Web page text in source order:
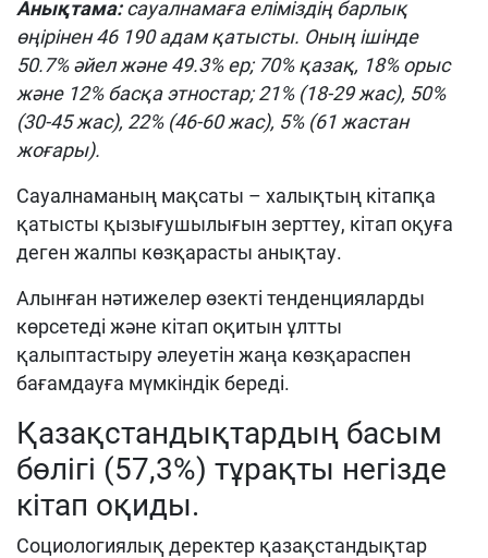
Анықтама:сауалнамаға еліміздің барлық
өңірінен 46 190 адам қатысты. Оның ішінде
50.7% әйел және 49.3% ер; 70% қазақ, 18% орыс
және 12% басқа этностар; 21% (18-29 жас), 50%
(30-45 жас), 22% (46-60 жас), 5% (61 жастан
жоғары).
Сауалнаманың мақсаты – халықтың кітапқа
қатысты қызығушылығын зерттеу, кітап оқуға
деген жалпы көзқарасты анықтау.
Алынған нәтижелер өзекті тенденцияларды
көрсетеді және кітап оқитын ұлтты
қалыптастыру әлеуетін жаңа көзқараспен
бағамдауға мүмкіндік береді.
Қазақстандықтардың басым
бөлігі (57,3%) тұрақты негізде
кітап оқиды.
Социологиялық деректер қазақстандықтар